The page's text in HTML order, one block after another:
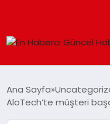
Ana Sayfa
AloTech’te müşteri